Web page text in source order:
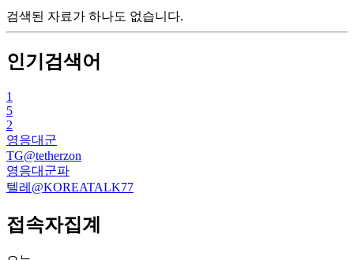
검색된 자료가 하나도 없습니다.
인기검색어
1
5
2
영응대군
TG@tetherzon
영응대군파
텔레@KOREATALK77
접속자집계